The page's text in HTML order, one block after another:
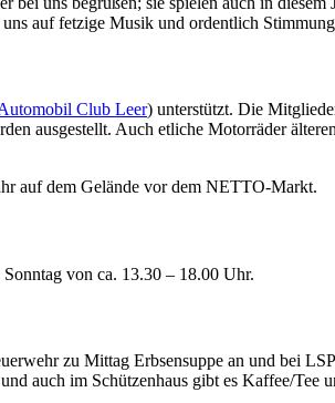
auf fetzige Musik und ordentlich
Club Leer) unterstützt. Die
ausgestellt. Auch etliche Motorräder
auf dem Gelände vor dem NETTO-Markt.
von ca. 13.30 – 18.00 Uhr.
zu Mittag Erbsensuppe an und bei
auch im Schützenhaus gibt es Kaffee/Tee